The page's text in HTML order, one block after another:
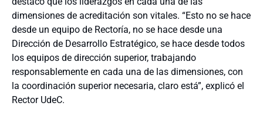
dimensiones de acreditación son vitales. “Esto no se hace
desde un equipo de Rectoría, no se hace desde una
Dirección de Desarrollo Estratégico, se hace desde todos
los equipos de dirección superior, trabajando
responsablemente en cada una de las dimensiones, con
la coordinación superior necesaria, claro está”, explicó el
Rector UdeC.